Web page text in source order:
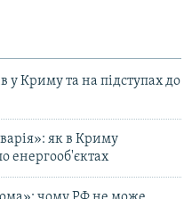
у Криму та на підступах до
як в Криму
енергооб'єктах